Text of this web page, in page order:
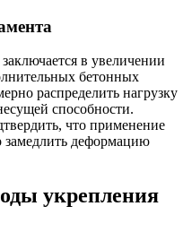
в увеличении
бетонных
распределить нагрузку
способности.
что применение
замедлить деформацию
укрепления